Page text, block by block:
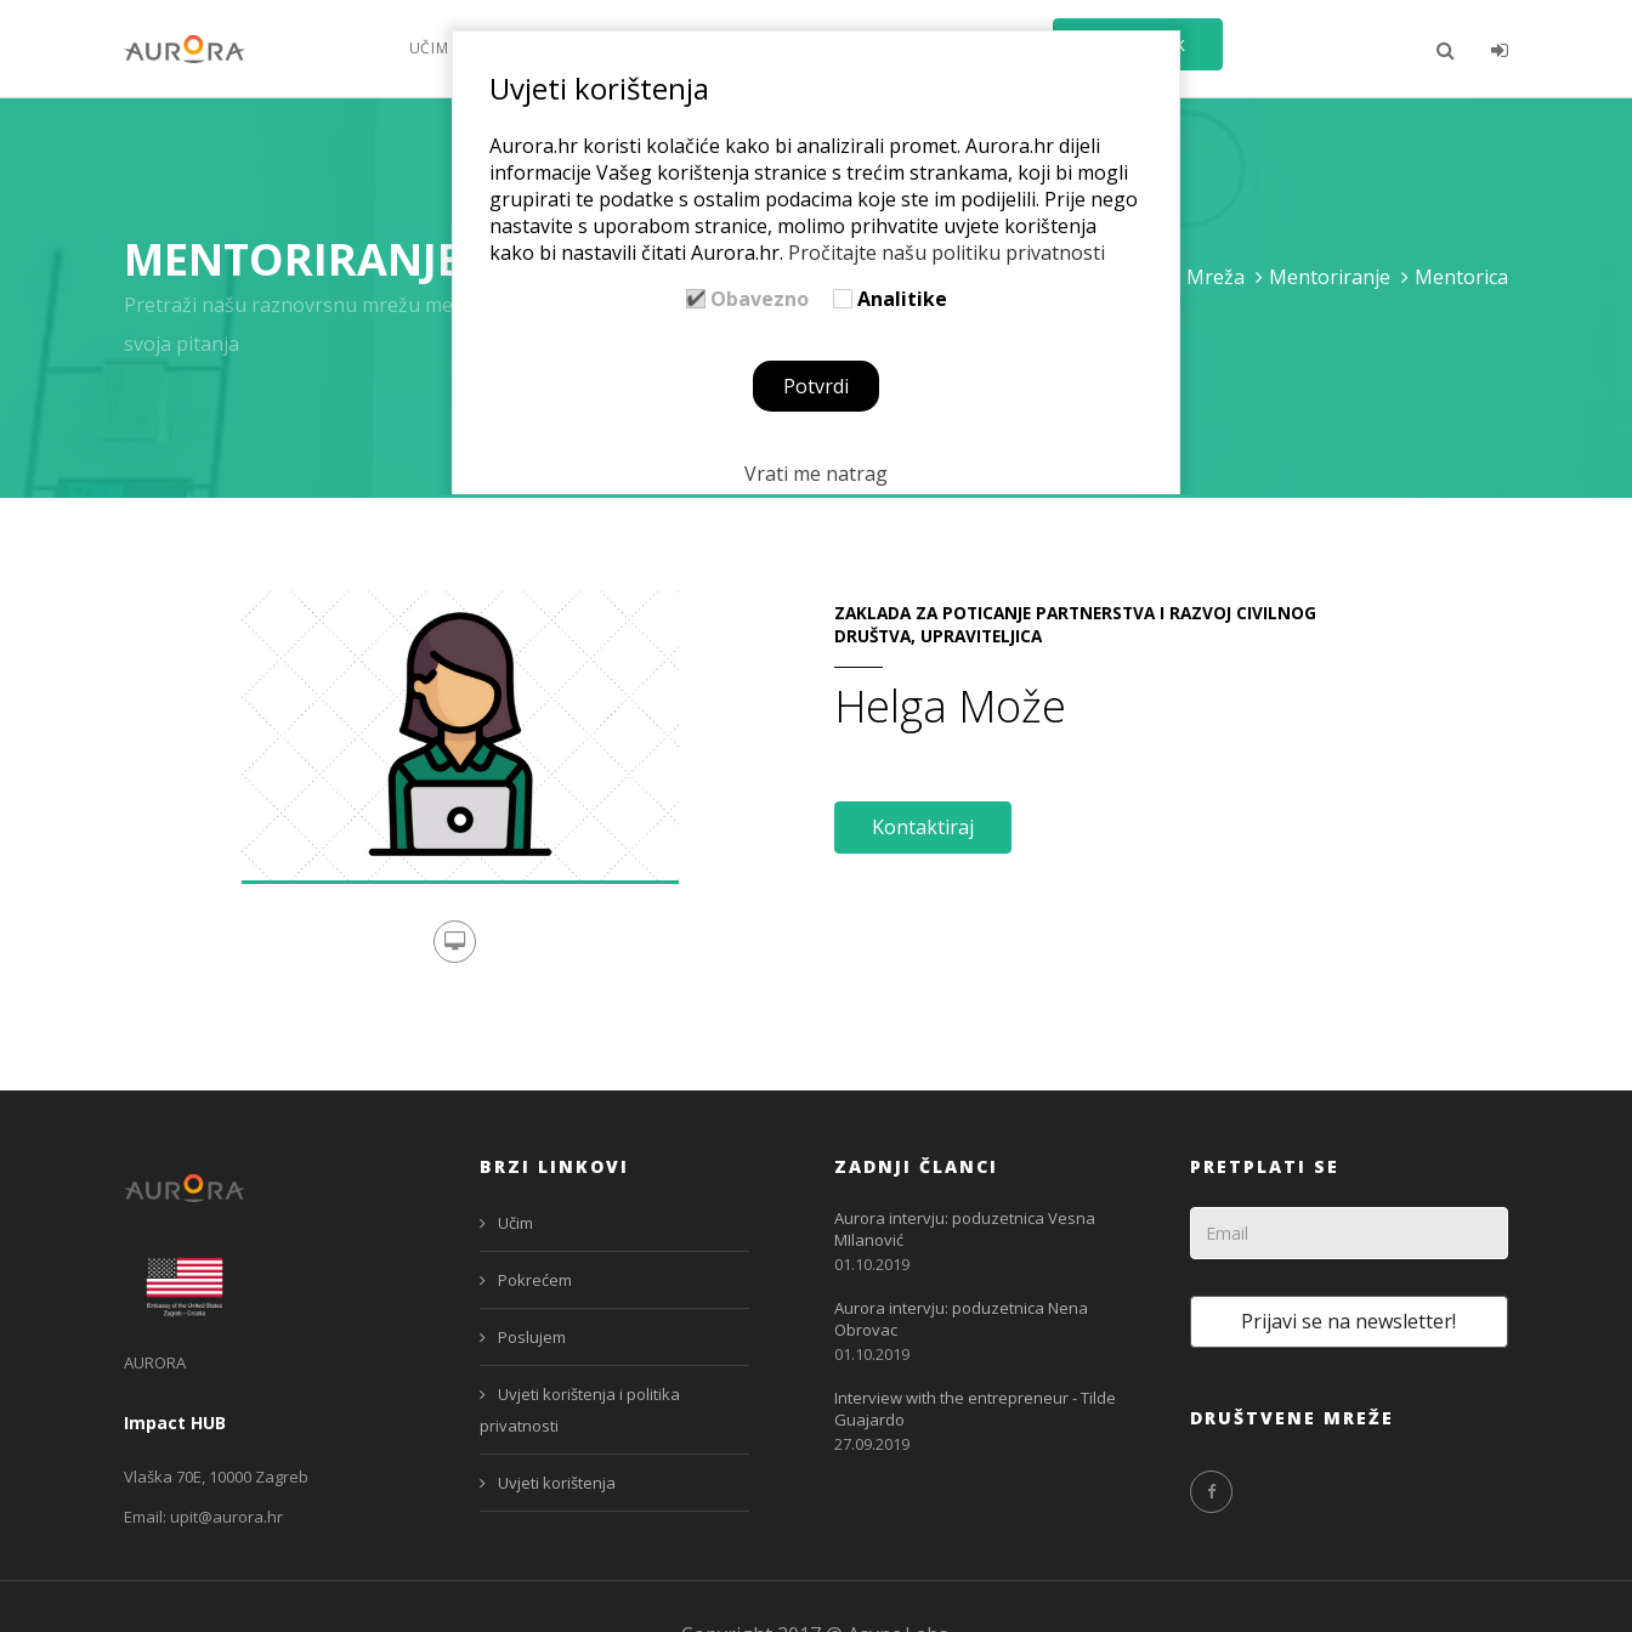
Uvjeti korištenja
Aurora.hr koristi kolačiće kako bi analizirali promet. Aurora.hr dijeli
informacije Vašeg korištenja stranice s trećim strankama, koji bi mogli
grupirati te podatke s ostalim podacima koje ste im podijelili. Prije nego
nastavite s uporabom stranice, molimo prihvatite uvjete korištenja
kako bi nastavili čitati Aurora.hr. Pročitajte našu politiku privatnosti
Obavezno
Analitike
Potvrdi
Vrati me natrag
UČIM Čarobnjak
MENTORIRANJE
Pretraži našu raznovrsnu mrežu mentorica, suradnica i poduzetnica da bi pronašla odgovore na
svoja pitanja
Mreža Mentoriranje Mentorica
ZAKLADA ZA POTICANJE PARTNERSTVA I RAZVOJ CIVILNOG
DRUŠTVA, UPRAVITELJICA
Helga Može
Kontaktiraj
AURORA
Impact HUB
Vlaška 70E, 10000 Zagreb
Email: upit@aurora.hr
BRZI LINKOVI
Učim
Pokrećem
Poslujem
Uvjeti korištenja i politika
privatnosti
Uvjeti korištenja
ZADNJI ČLANCI
Aurora intervju: poduzetnica Vesna
MIlanović
01.10.2019
Aurora intervju: poduzetnica Nena
Obrovac
01.10.2019
Interview with the entrepreneur - Tilde
Guajardo
27.09.2019
PRETPLATI SE
DRUŠTVENE MREŽE